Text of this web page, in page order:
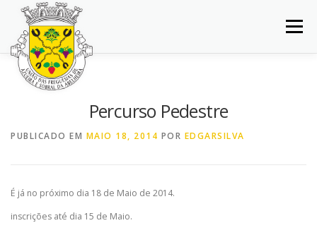
Saltar
conteúdo
Menu
INÍCIO JUNTA DE FREGUESIA
BALCÃO VIRTUAL NOTÍCIAS MAPA
Percurso Pedestre
PUBLICADO EM MAIO 18, 2014 POR EDGARSILVA
É já no próximo dia 18 de Maio de 2014.
inscrições até dia 15 de Maio.